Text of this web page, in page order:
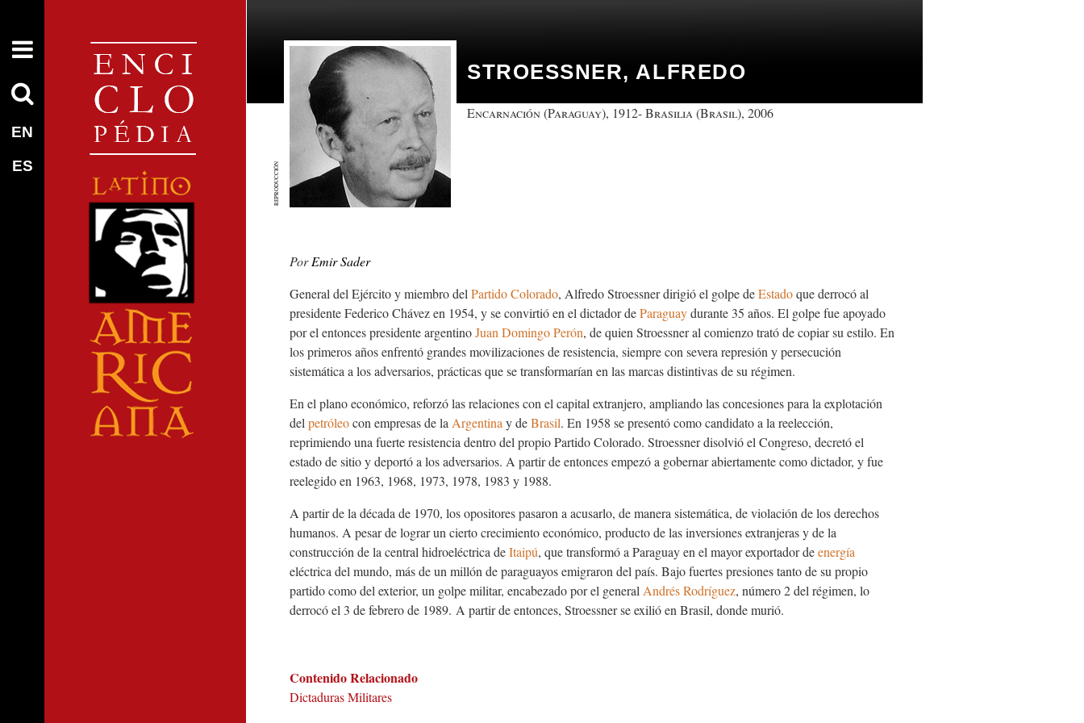
EN
ES
REPRODUCCIÓN
STROESSNER, ALFREDO
Encarnación (Paraguay), 1912- Brasilia (Brasil), 2006
Emir Sader
General del Ejército y miembro del Partido Colorado, Alfredo Stroessner dirigió el golpe deEstadoque derrocó al
presidente Federico Chávez en 1954, y se convirtió en el dictador deParaguaydurante 35 años. El golpe fue apoyado
por el entonces presidente argentinoJuan Domingo Perón, de quien Stroessner al comienzo trató de copiar su estilo. En
los primeros años enfrentó grandes movilizaciones de resistencia, siempre con severa represión y persecución
sistemática a los adversarios, prácticas que se transformarían en las marcas distintivas de su régimen.
En el plano económico, reforzó las relaciones con el capital extranjero, ampliando las concesiones para la explotación
del petróleocon empresas de la Argentina y deBrasil. En 1958 se presentó como candidato a la reelección,
reprimiendo una fuerte resistencia dentro del propio Partido Colorado. Stroessner disolvió el Congreso, decretó el
estado de sitio y deportó a los adversarios. A partir de entonces empezó a gobernar abiertamente como dictador, y fue
reelegido en 1963, 1968, 1973, 1978, 1983 y 1988.
A partir de la década de 1970, los opositores pasaron a acusarlo, de manera sistemática, de violación de los derechos
humanos. A pesar de lograr un cierto crecimiento económico, producto de las inversiones extranjeras y de la
construcción de la central hidroeléctrica deItaipú, que transformó a Paraguay en el mayor exportador deenergía
eléctrica del mundo, más de un millón de paraguayos emigraron del país. Bajo fuertes presiones tanto de su propio
partido como del exterior, un golpe militar, encabezado por el general Andrés Rodríguez, número 2 del régimen, lo
derrocó el 3 de febrero de 1989. A partir de entonces, Stroessner se exilió en Brasil, donde murió.
Contenido Relacionado
Dictaduras Militares